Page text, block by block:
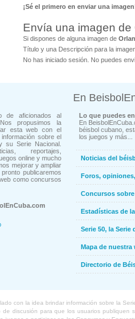
¡Sé el primero en enviar una
Envía una imagen
Si dispones de alguna imagen de
Título y una Descripción para la
No has iniciado sesión. No puedes
de aficionados al
propusimos la
esta web con el
sobre el
su Serie Nacional.
reportajes,
online y mucho
mejorar y ampliar
publicaremos
como concursos
En
Lo que puedes
En
béisbol cubano,
los juegos y más...
Noticias del
Foros,
Concursos
Estadísticas de
Serie 50, la Serie
Mapa de nuestra
Directorio de
con la idea brindar información sobre la
discusión para que los usuarios